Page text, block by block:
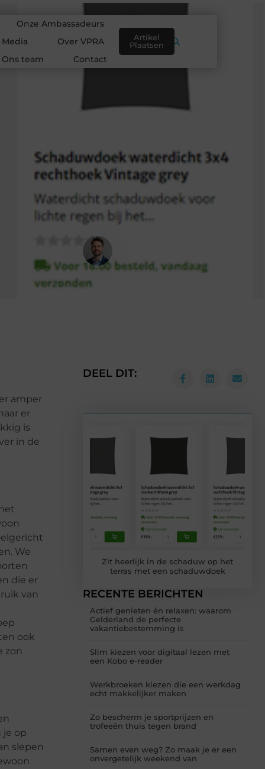
Onze Ambassadeurs
Over VPRA
Ons team
Contact
Artikel
Plaatsen
Creatief Contentstrateeg
amper
er
is
in de
We
die er
van
ook
zon
je op
slepen
DEEL DIT:
Zit heerlijk in de schaduw op het
terras met een schaduwdoek
RECENTE BERICHTEN
Actief genieten én relaxen: waarom
Gelderland de perfecte
vakantiebestemming is
Slim kiezen voor digitaal lezen met
een Kobo e-reader
Werkbroeken kiezen die een werkdag
echt makkelijker maken
Zo bescherm je sportprijzen en
trofeeën thuis tegen brand
Samen even weg? Zo maak je er een
onvergetelijk weekend van